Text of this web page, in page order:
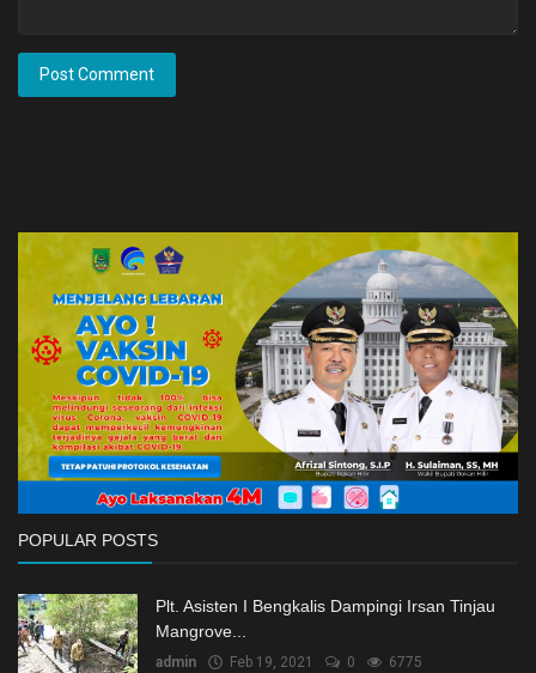
Post Comment
POPULAR POSTS
Plt. Asisten I Bengkalis Dampingi Irsan Tinjau
Mangrove...
admin Feb 19, 2021 0 6775